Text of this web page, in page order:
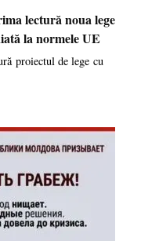
lectură noua lege
la normele UE
proiectul de lege cu